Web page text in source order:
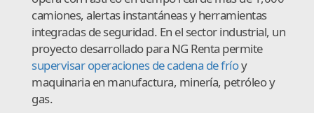
camiones, alertas instantáneas y herramientas
integradas de seguridad. En el sector industrial, un
proyecto desarrollado para NG Renta permite
supervisar operaciones de cadena de fríoy
maquinaria en manufactura, minería, petróleo y
gas.